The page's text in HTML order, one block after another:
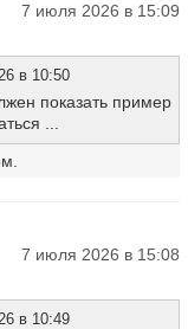
7 июля 2026 в 15:09
в 10:50
показать пример
...
7 июля 2026 в 15:08
в 10:49